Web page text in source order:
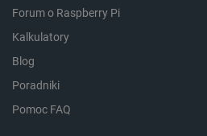
Forum o Raspberry Pi
Kalkulatory
Blog
Poradniki
Pomoc FAQ
critData